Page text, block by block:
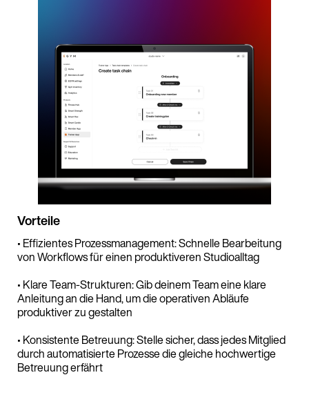
Vorteile
• Effizientes Prozessmanagement: Schnelle Bearbeitung
von Workflows für einen produktiveren Studioalltag
• Klare Team-Strukturen: Gib deinem Team eine klare
Anleitung an die Hand, um die operativen Abläufe
produktiver zu gestalten
• Konsistente Betreuung: Stelle sicher, dass jedes Mitglied
durch automatisierte Prozesse die gleiche hochwertige
Betreuung erfährt